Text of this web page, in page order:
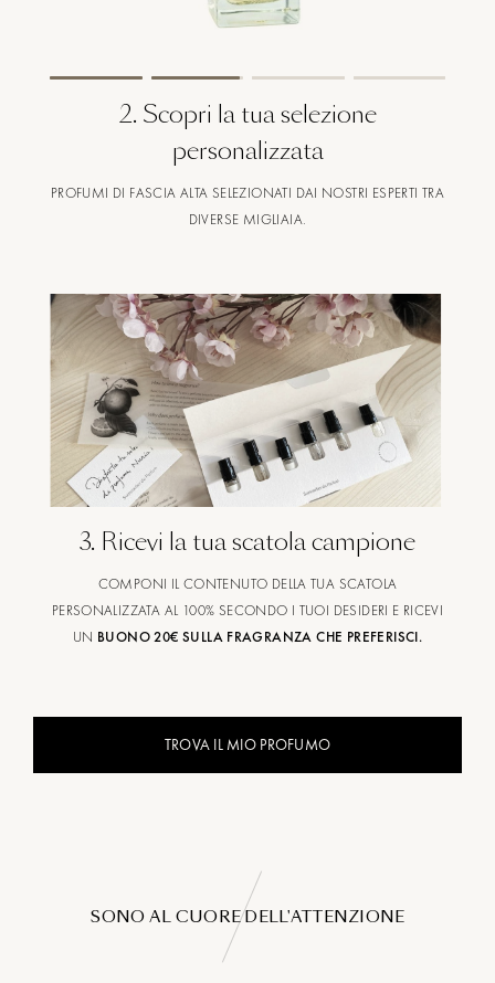
2. Scopri la tua selezione
personalizzata
PROFUMI DI FASCIA ALTA SELEZIONATI DAI NOSTRI ESPERTI TRA
DIVERSE MIGLIAIA.
3. Ricevi la tua scatola campione
COMPONI IL CONTENUTO DELLA TUA SCATOLA
PERSONALIZZATA AL 100% SECONDO I TUOI DESIDERI E RICEVI
UN BUONO 20€ SULLA FRAGRANZA CHE PREFERISCI.
TROVA IL MIO PROFUMO
SONO AL CUORE DELL'ATTENZIONE